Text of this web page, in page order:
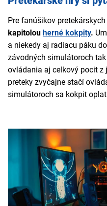
Pre fanúšikov pretekárskych
kapitolou herné kokpity.
a niekedy aj radiacu páku
závodných simulátoroch
ovládania aj celkový pocit z
preteky zvyčajne stačí
simulátoroch sa kokpit